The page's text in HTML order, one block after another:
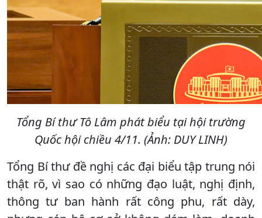
Tổng Bí thư Tô Lâm phát biểu tại hội trường
Quốc hội chiều 4/11. (Ảnh: DUY LINH)
Tổng Bí thư đề nghị các đại biểu tập trung nói
thật rõ, vì sao có những đạo luật, nghị định,
thông tư ban hành rất công phu, rất dày,